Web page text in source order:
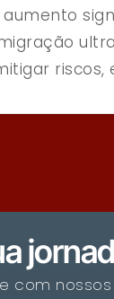
riscos,
com nossos